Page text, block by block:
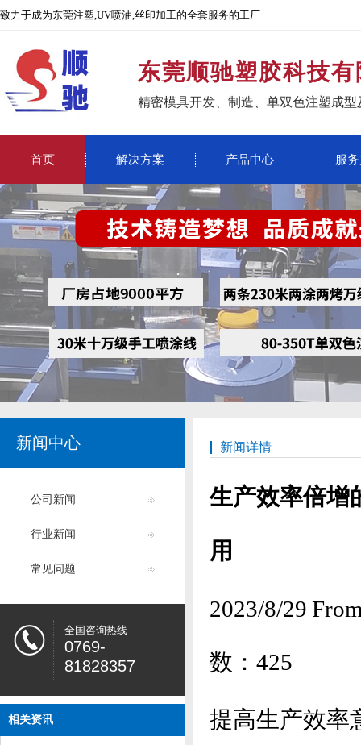
致力于成为东莞注塑,UV喷油,丝印加工的全套服务的工厂
东莞顺驰塑胶科技
精密模具开发、制造、单双色注塑成
首页 解决方案 产品中心 服
新闻中心
公司新闻
行业新闻
常见问题
全国咨询热线
0769-
81828357
相关资讯
新闻详情
生产效率倍增
用
2023/8/29
数： 425
提高生产效率